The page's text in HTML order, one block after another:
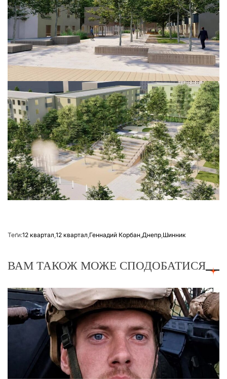
Теґи:12 квартал,12 квартал,Геннадий Корбан,Днепр,Шинник
ВАМ ТАКОЖ МОЖЕ СПОДОБАТИСЯ